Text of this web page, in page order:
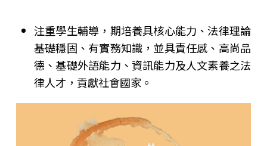
注重學生輔導，期培養具核心能力、法律理論
基礎穩固、有實務知識，並具責任感、高尚品
德、基礎外語能力、資訊能力及人文素養之法
律人才，貢獻社會國家。